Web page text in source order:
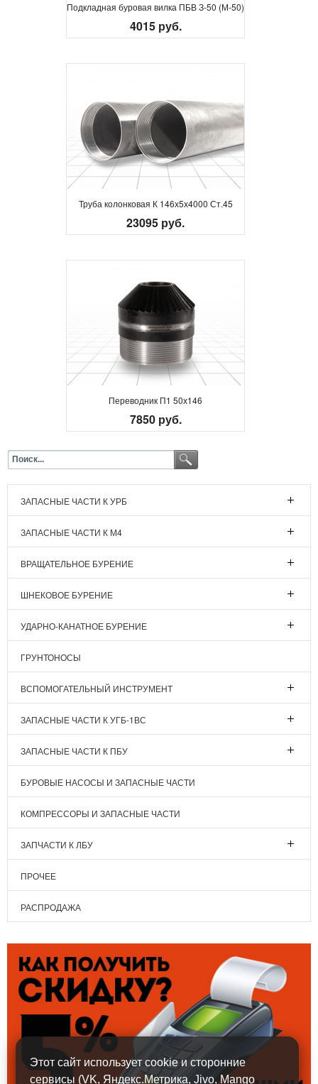
Подкладная буровая вилка ПБВ З-50 (М-50)
4015 руб.
Труба колонковая К 146х5х4000 Ст.45
23095 руб.
Переводник П1 50х146
7850 руб.
ЗАПАСНЫЕ ЧАСТИ К УРБ
ЗАПАСНЫЕ ЧАСТИ К М4
ВРАЩАТЕЛЬНОЕ БУРЕНИЕ
ШНЕКОВОЕ БУРЕНИЕ
УДАРНО-КАНАТНОЕ БУРЕНИЕ
ГРУНТОНОСЫ
ВСПОМОГАТЕЛЬНЫЙ ИНСТРУМЕНТ
ЗАПАСНЫЕ ЧАСТИ К УГБ-1ВС
ЗАПАСНЫЕ ЧАСТИ К ПБУ
БУРОВЫЕ НАСОСЫ И ЗАПАСНЫЕ ЧАСТИ
КОМПРЕССОРЫ И ЗАПАСНЫЕ ЧАСТИ
ЗАПЧАСТИ К ЛБУ
ПРОЧЕЕ
РАСПРОДАЖА
Этот сайт использует cookie и сторонние
сервисы (VK, Яндекс.Метрика, Jivo, Mango